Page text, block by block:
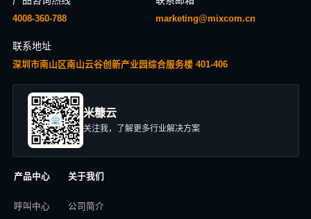
4008-360-788 marketing@mixcom.cn
联系地址
深圳市南山区南山云谷创新产业园综合服务楼 401-406
米糠云
关注我，了解更多行业解决方案
产品中心
呼叫中心
关于我们
公司简介